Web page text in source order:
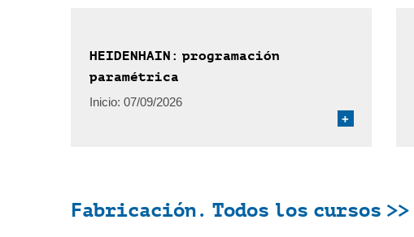
HEIDENHAIN: programación
paramétrica
Inicio: 07/09/2026
+
Fabricación. Todos los cursos >>